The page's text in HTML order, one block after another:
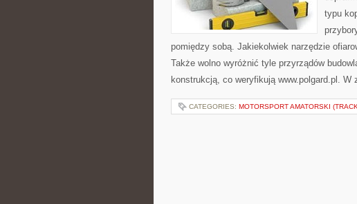
typu
pomiędzy sobą. Jakiekolwiek narzędzie
Także wolno wyróżnić tyle przyrządów
konstrukcją, co weryfikują www.polgard.pl.
CATEGORIES: MOTORSPORT AMATORSKI